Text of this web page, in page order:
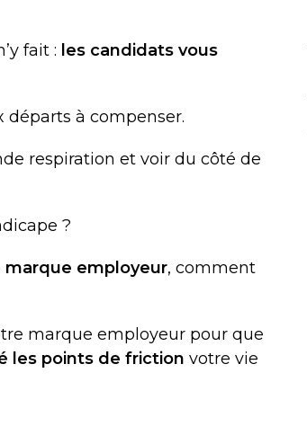
fait : les candidats vous
à compenser.
respiration et voir du côté de
?
employeur, comment
marque employeur pour que
les points de friction votre vie